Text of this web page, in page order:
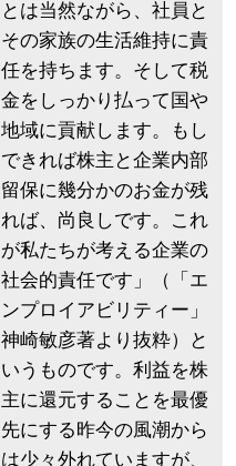
とは当然ながら、社員と
その家族の生活維持に責
任を持ちます。そして税
金をしっかり払って国や
地域に貢献します。もし
できれば株主と企業内部
留保に幾分かのお金が残
れば、尚良しです。これ
が私たちが考える企業の
社会的責任です」（「エ
ンプロイアビリティー」
神崎敏彦著より抜粋）と
いうものです。利益を株
主に還元することを最優
先にする昨今の風潮から
は少々外れていますが、